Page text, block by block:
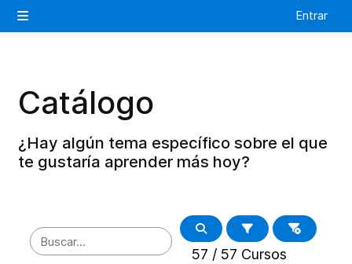
Entrar
Catálogo
¿Hay algún tema específico sobre el que
te gustaría aprender más hoy?
57 / 57 Cursos